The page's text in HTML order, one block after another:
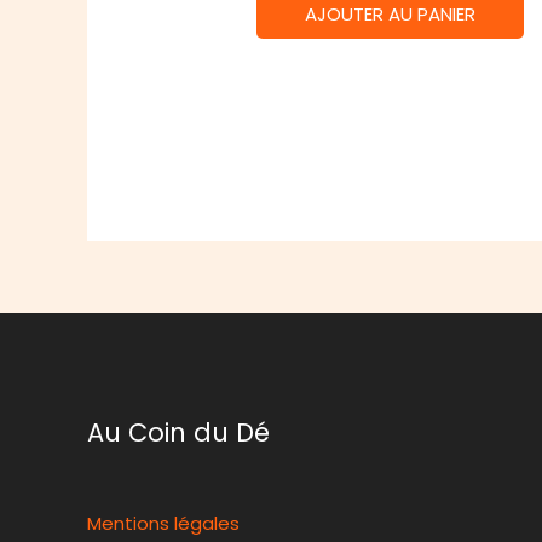
AJOUTER AU PANIER
Au Coin du Dé
Mentions légales